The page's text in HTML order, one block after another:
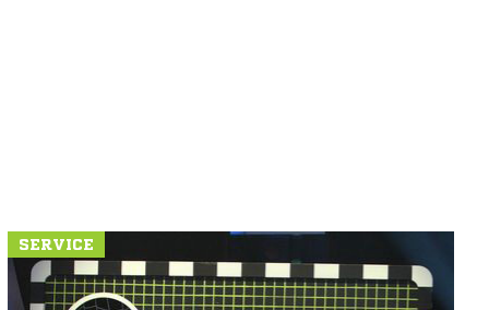
SERVICE